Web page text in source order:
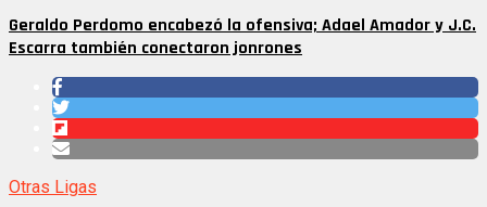
Geraldo Perdomo encabezó la ofensiva; Adael Amador y J.C.
Escarra también conectaron jonrones
Otras Ligas